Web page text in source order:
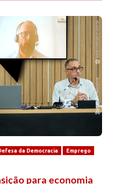
da Democracia Emprego
para economia